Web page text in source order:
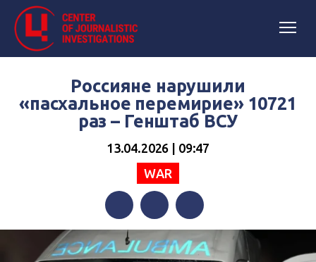
Россияне нарушили
«пасхальное перемирие» 10721
раз – Генштаб ВСУ
13.04.2026 | 09:47
WAR
FacebookTwitterTelegram